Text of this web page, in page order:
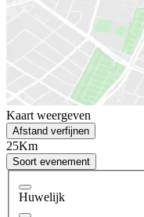
Kaart weergeven
Afstand verfijnen
25Km
Soort evenement
Huwelijk